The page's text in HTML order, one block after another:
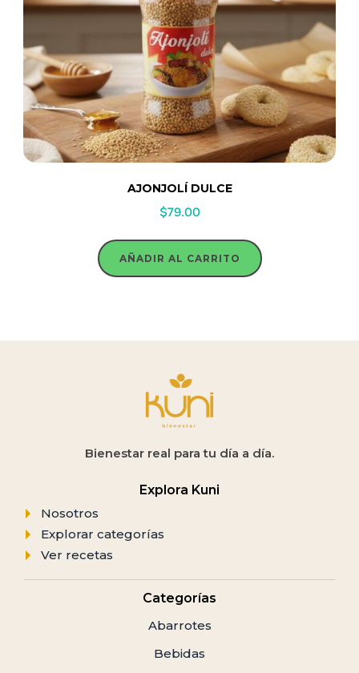
AJONJOLÍ DULCE
$79.00
AÑADIR AL CARRITO
Bienestar real para tu día a día.
Explora Kuni
Nosotros
Explorar categorías
Ver recetas
Categorías
Abarrotes
Bebidas